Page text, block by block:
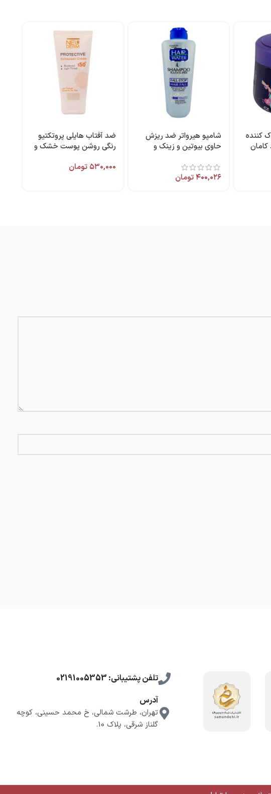
کننده
شامپو هیرواتر ضد ریزش
حاوی بیوتین و زینک و
۴۰۰,۰۲۶تومان
ضد آفتاب هایلی پروتکتیو
رنگی روشن پوست خشک و
۵۳۰,۰۰۰ تومان
تلفن پشتیبانی: 02191005353
آدرس
تهران، طرشت شمالی، خ محمد حسینی، کوچه
گلناز شرقی، پلاک 10.